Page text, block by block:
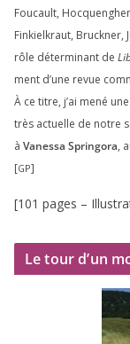
Foucault,
Finkielkraut, Bruckner,
rôle déter­mi­nant de
ment d’une revue
À ce titre, j’ai mené
très actuelle de notre
à Vanessa Springora,
[GP]
[101 pages –
Le tour d’un